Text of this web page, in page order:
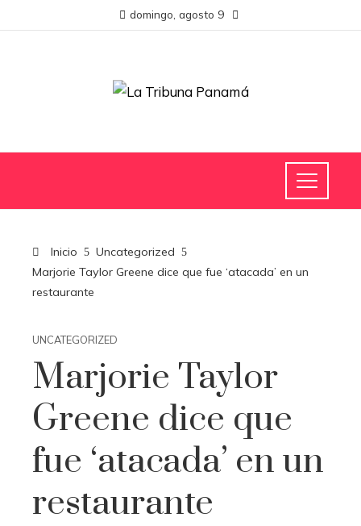
domingo, agosto 9
Inicio
Uncategorized
Marjorie Taylor Greene dice que fue ‘atacada’ en un
restaurante
UNCATEGORIZED
Marjorie Taylor
Greene dice que
fue ‘atacada’ en un
restaurante